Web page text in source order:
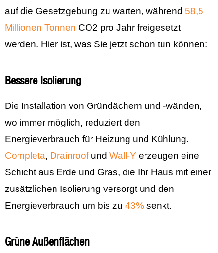
auf die Gesetzgebung zu warten, während 58,5
Millionen Tonnen CO2 pro Jahr freigesetzt
werden. Hier ist, was Sie jetzt schon tun können:
Bessere Isolierung
Die Installation von Gründächern und -wänden,
wo immer möglich, reduziert den
Energieverbrauch für Heizung und Kühlung.
Completa, Drainroofund Wall-Y erzeugen eine
Schicht aus Erde und Gras, die Ihr Haus mit einer
zusätzlichen Isolierung versorgt und den
Energieverbrauch um bis zu 43% senkt.
Grüne Außenflächen